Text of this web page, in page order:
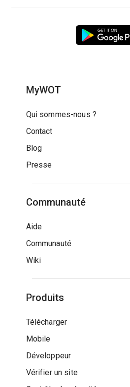
MyWOT
Qui sommes-nous ?
Contact
Blog
Presse
Communauté
Aide
Communauté
Wiki
Produits
Télécharger
Mobile
Développeur
Vérifier un site